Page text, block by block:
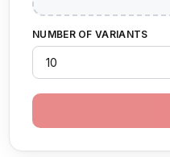
NUMBER OF VARIANTS